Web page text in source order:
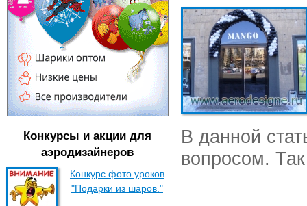
Конкурсы и акции для
аэродизайнеров
Конкурс фото уроков
"Подарки из шаров."
В данной
вопросом.